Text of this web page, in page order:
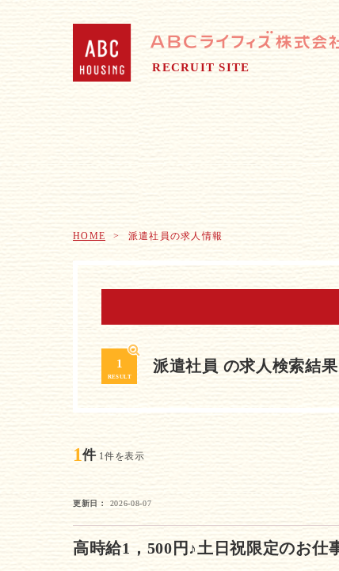
RECRUIT SITE
HOME 派遣社員の求人情報
1
RESULT
派遣社員 の求人検索結果
1件 1件を表示
更新日 2026-08-07
高時給1，500円♪土日祝限定のお